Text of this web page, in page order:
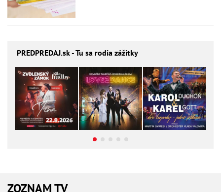
PREDPREDAJ.sk - Tu sa rodia zážitky
ZOZNAM TV